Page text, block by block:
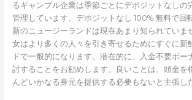
るギャンブル企業は季節ごとにデポジットなしの
管理しています。デポジットなし 100% 無料で回
新のニュージーランドは現在あまり知られていま
女はより多くの人々を引き寄せるためにすぐに新
ドで一般的になります。潜在的に、入金不要ボー
討することをお勧めします。良いことは、頭金を
んどいかなる身元を提供する必要もないと主張し